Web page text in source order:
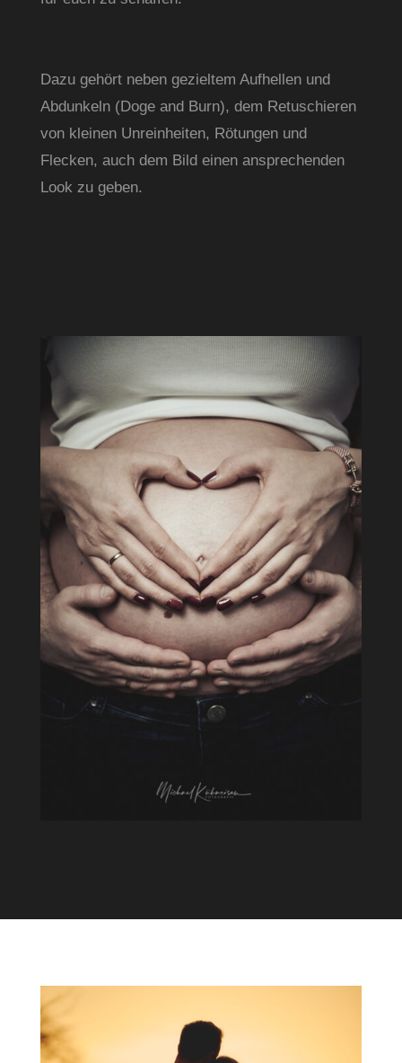
Dazu gehört neben gezieltem Aufhellen und
Abdunkeln (Doge and Burn), dem Retuschieren
von kleinen Unreinheiten, Rötungen und
Flecken, auch dem Bild einen ansprechenden
Look zu geben.